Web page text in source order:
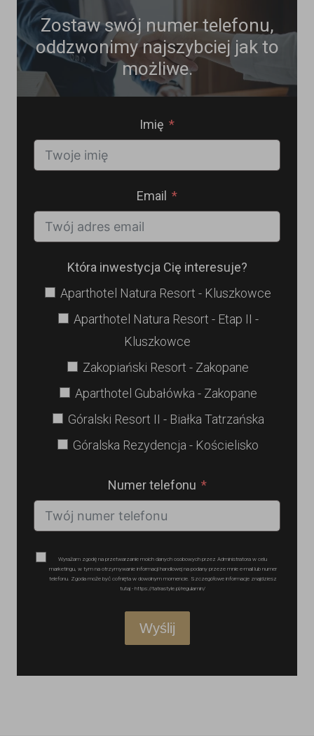
Zostaw swój numer telefonu,
oddzwonimy najszybciej jak to
możliwe.
Imię
Email
Która inwestycja Cię interesuje?
Aparthotel Natura Resort - Kluszkowce
Aparthotel Natura Resort - Etap II -
Kluszkowce
Zakopiański Resort - Zakopane
Aparthotel Gubałówka - Zakopane
Góralski Resort II - Białka Tatrzańska
Góralska Rezydencja - Kościelisko
Numer telefonu
Wyrażam zgodę na przetwarzanie moich danych osobowych przez Administratora w celu
marketingu, w tym na otrzymywanie informacji handlowej na podany przeze mnie e-mail lub numer
telefonu. Zgoda może być cofnięta w dowolnym momencie. Szczegółowe informacje znajdziesz
tutaj - https://tatrastyle.pl/regulamin/
Wyślij